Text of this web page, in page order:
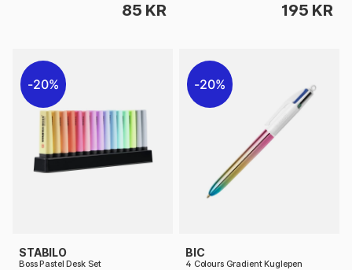
85 KR 195 KR
20%
STABILO
Boss Pastel Desk Set
20%
BIC
4 Colours Gradient Kuglepen